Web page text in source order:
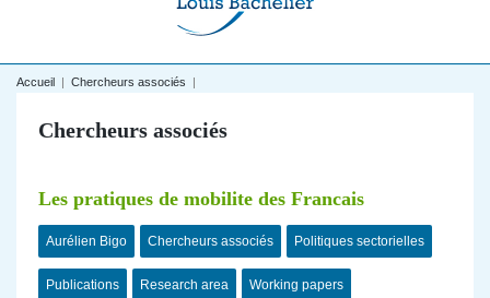
Accueil | Chercheurs associés |
Chercheurs associés
Les pratiques de mobilite des Francais
Aurélien Bigo Chercheurs associés Politiques sectorielles
Publications Research area Working papers